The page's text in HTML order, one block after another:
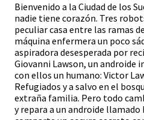
Bienvenido a la Ciudad de los
nadie tiene corazón. Tres
peculiar casa entre las ramas
máquina enfermera un poco
aspiradora desesperada por
Giovanni Lawson, un androide
con ellos un humano: Victor
Refugiados y a salvo en el
extraña familia. Pero todo
y repara a un androide llamado